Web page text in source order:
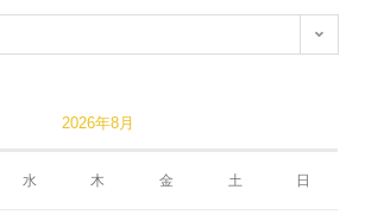
2026年8月
水 木 金 土 日